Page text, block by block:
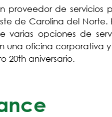
proveedor de
de Carolina del
varias opciones de
oficina corporativa
20th aniversario.